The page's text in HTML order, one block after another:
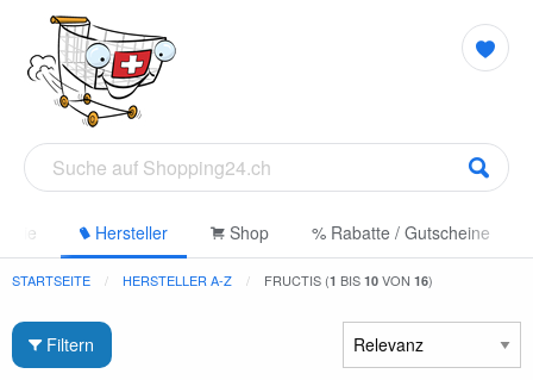
Hersteller Shop % Rabatte / Gutscheine
STARTSEITE HERSTELLER A-Z FRUCTIS (1 BIS 10 VON 16)
Filtern